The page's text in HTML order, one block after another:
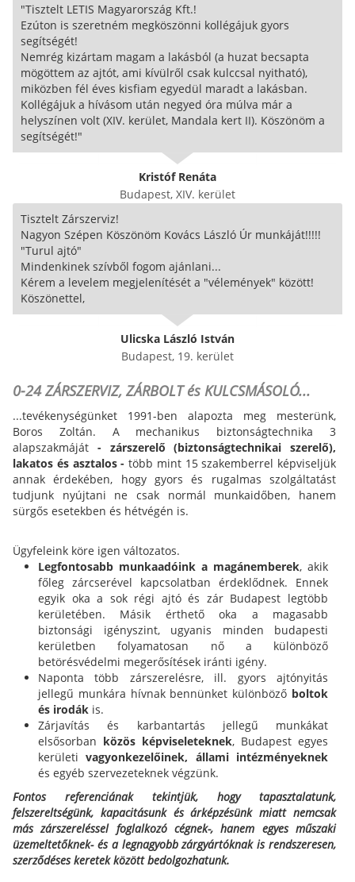
"Tisztelt LETIS Magyarország Kft.!
Ezúton is szeretném megköszönni kollégájuk gyors
segítségét!
Nemrég kizártam magam a lakásból (a huzat becsapta
mögöttem az ajtót, ami kívülről csak kulccsal nyitható),
miközben fél éves kisfiam egyedül maradt a lakásban.
Kollégájuk a hívásom után negyed óra múlva már a
helyszínen volt (XIV. kerület, Mandala kert II). Köszönöm a
segítségét!"
Kristóf Renáta
Budapest, XIV. kerület
Tisztelt Zárszerviz!
Nagyon Szépen Köszönöm Kovács László Úr munkáját!!!!!
"Turul ajtó"
Mindenkinek szívből fogom ajánlani...
Kérem a levelem megjelenítését a "vélemények" között!
Köszönettel,
Ulicska László István
Budapest, 19. kerület
0-24 ZÁRSZERVIZ, ZÁRBOLT és KULCSMÁSOLÓ...
...tevékenységünket 1991-ben alapozta meg mesterünk,
Boros Zoltán. A mechanikus biztonságtechnika 3
alapszakmáját - zárszerelő (biztonságtechnikai szerelő),
lakatos és asztalos - több mint 15 szakemberrel képviseljük
annak érdekében, hogy gyors és rugalmas szolgáltatást
tudjunk nyújtani ne csak normál munkaidőben, hanem
sürgős esetekben és hétvégén is.
Ügyfeleink köre igen változatos.
Legfontosabb munkaadóink a magánemberek, akik
főleg zárcserével kapcsolatban érdeklődnek. Ennek
egyik oka a sok régi ajtó és zár Budapest legtöbb
kerületében. Másik érthető oka a magasabb
biztonsági igényszint, ugyanis minden budapesti
kerületben folyamatosan nő a különböző
betörésvédelmi megerősítések iránti igény.
Naponta több zárszerelésre, ill. gyors ajtónyitás
jellegű munkára hívnak bennünket különböző boltok
és irodák is.
Zárjavítás és karbantartás jellegű munkákat
elsősorban közös képviseleteknek, Budapest egyes
kerületivagyonkezelőinek, állami intézményeknek
és egyéb szervezeteknek végzünk.
Fontos referenciának tekintjük, hogy tapasztalatunk,
felszereltségünk, kapacitásunk és árképzésünk miatt nemcsak
más zárszereléssel foglalkozó cégnek-, hanem egyes műszaki
üzemeltetőknek- és a legnagyobb zárgyártóknak is rendszeresen,
szerződéses keretek között bedolgozhatunk.